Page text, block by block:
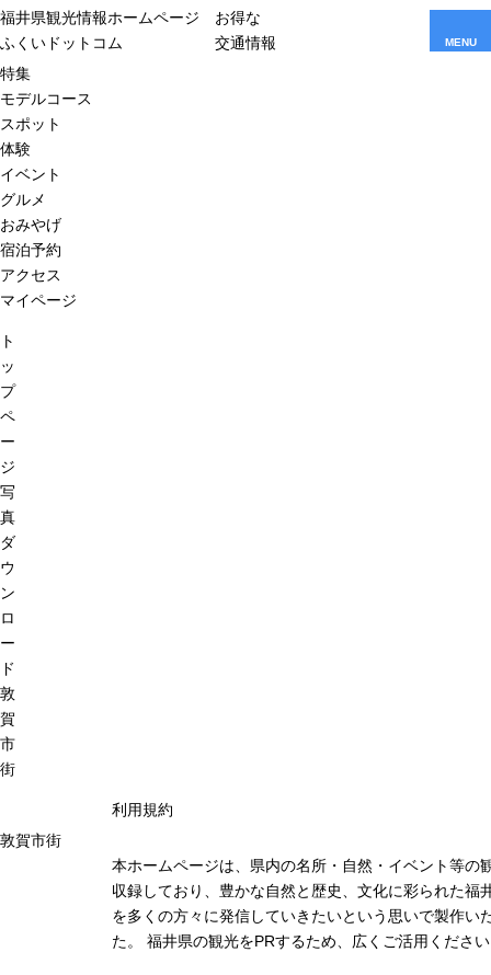
福井県観光情報ホームページ
ふくいドットコム
お得な
交通情報
MENU
特集
モデルコース
スポット
体験
イベント
グルメ
おみやげ
宿泊予約
アクセス
マイページ
ト
ッ
プ
ペ
ー
ジ
写
真
ダ
ウ
ン
ロ
ー
ド
敦
賀
市
街
敦賀市街
利用規約
本ホームページは、県内の名所・自然・イベント等の
収録しており、豊かな自然と歴史、文化に彩られた福
を多くの方々に発信していきたいという思いで製作い
た。 福井県の観光をPRするため、広くご活用くださ